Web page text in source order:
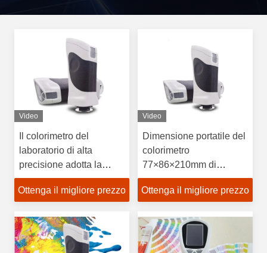
Video
Il colorimetro del
laboratorio di alta
precisione adotta la
teoria di lavoro di misura
spettrale
Ottenga il migliore prezzo
Video
Dimensione portatile del
colorimetro
77×86×210mm di
misurazione del colore
dello spettrofotometro
precisa
Ottenga il migliore prezzo